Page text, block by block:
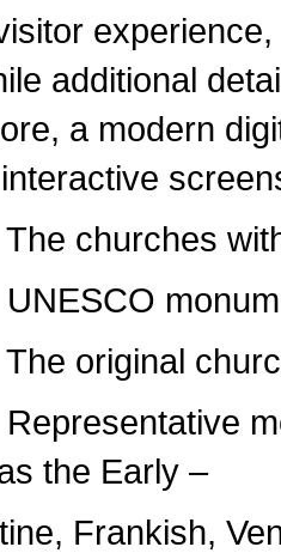
additional
a modern
within
churches
the Early –
Frankish,